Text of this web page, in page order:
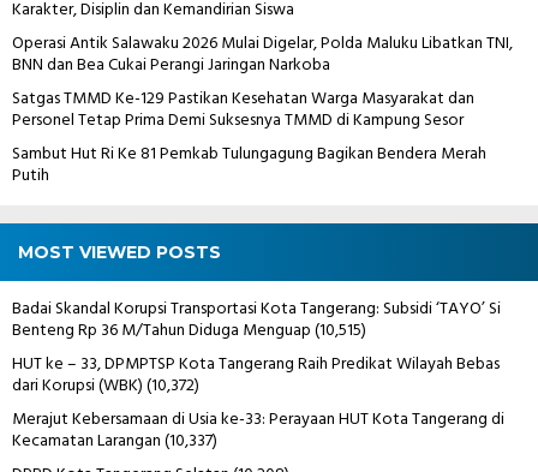
Karakter, Disiplin dan Kemandirian Siswa
Operasi Antik Salawaku 2026 Mulai Digelar, Polda Maluku Libatkan TNI,
BNN dan Bea Cukai Perangi Jaringan Narkoba
Satgas TMMD Ke-129 Pastikan Kesehatan Warga Masyarakat dan
Personel Tetap Prima Demi Suksesnya TMMD di Kampung Sesor
Sambut Hut Ri Ke 81 Pemkab Tulungagung Bagikan Bendera Merah
Putih
MOST VIEWED POSTS
Badai Skandal Korupsi Transportasi Kota Tangerang: Subsidi ‘TAYO’ Si
Benteng Rp 36 M/Tahun Diduga Menguap(10,515)
HUT ke – 33, DPMPTSP Kota Tangerang Raih Predikat Wilayah Bebas
dari Korupsi (WBK)(10,372)
Merajut Kebersamaan di Usia ke-33: Perayaan HUT Kota Tangerang di
Kecamatan Larangan(10,337)